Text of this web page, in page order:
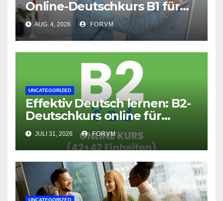
Online-Deutschkurs B1 für
flexible Lernerfolge
AUG. 4, 2026 FORVM
UNCATEGORIZED
Effektiv Deutsch lernen: B2-
Deutschkurs online für
Fortgeschrittene
JULI 31, 2026 FORVM
UNCATEGORIZED